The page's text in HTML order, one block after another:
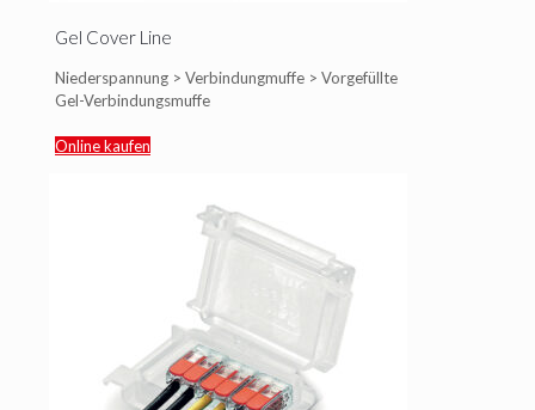
Gel Cover Line
Niederspannung > Verbindungmuffe > Vorgefüllte
Gel-Verbindungsmuffe
Online kaufen